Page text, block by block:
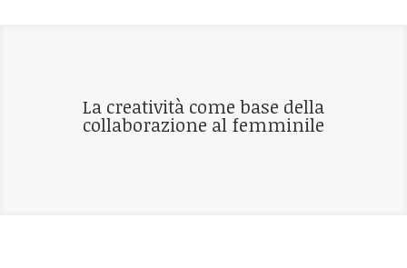
La creatività come base della
collaborazione al femminile